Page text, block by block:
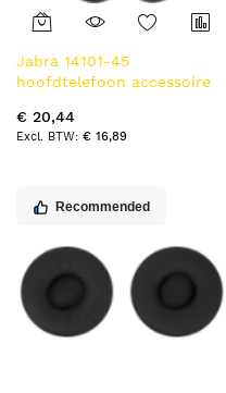
Jabra 14101-45
hoofdtelefoon accessoire
€ 20,44
€ 16,89
Recommended